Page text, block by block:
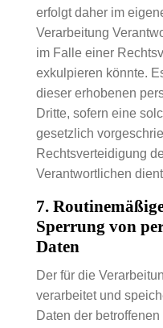
erfolgt daher im
Verarbeitung
im Falle einer
exkulpieren könnte.
dieser erhobenen
Dritte, sofern eine
gesetzlich
Rechtsverteidigung
Verantwortlichen
7.
Sperrung von
Daten
Der für die
verarbeitet und
Daten der